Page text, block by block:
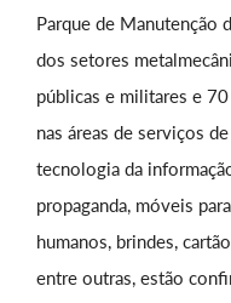
Parque de Manutenção
dos setores
públicas e militares e
nas áreas de serviços
tecnologia da
propaganda, móveis
humanos, brindes,
entre outras, estão